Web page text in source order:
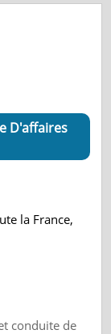
D'affaires
la France,
conduite de